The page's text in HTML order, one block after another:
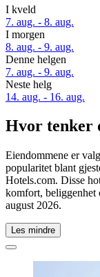
I kveld
7. aug. - 8. aug.
I morgen
8. aug. - 9. aug.
Denne helgen
7. aug. - 9. aug.
Neste helg
14. aug. - 16. aug.
Hvor tenker
Eiendommene er
popularitet blant
Hotels.com. Disse
komfort, beliggenhet
august 2026.
Les mindre